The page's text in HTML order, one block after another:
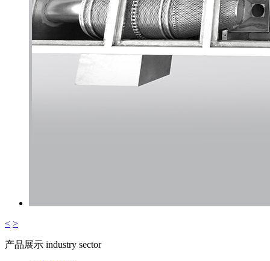
< >
产品展示 industry sector